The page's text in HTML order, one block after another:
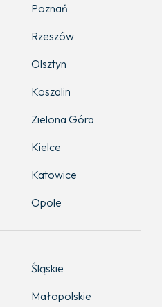
Poznań
Rzeszów
Olsztyn
Koszalin
Zielona Góra
Kielce
Katowice
Opole
Śląskie
Małopolskie